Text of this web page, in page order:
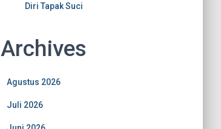
Diri Tapak Suci
Archives
Agustus 2026
Juli 2026